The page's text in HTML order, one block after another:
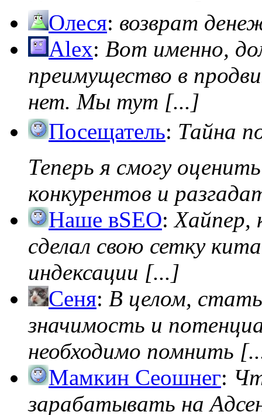
Олеся: возврат
Alex: Вот именно,
преимущество в
нет. Мы тут [...]
Посещатель: Тайна
Теперь я смогу
конкурентов и
Наше вSEO:Хайпер,
сделал свою сетку
индексации [...]
Сеня: В целом,
значимость и
необходимо помнить
Мамкин Сеошнег:
зарабатывать на